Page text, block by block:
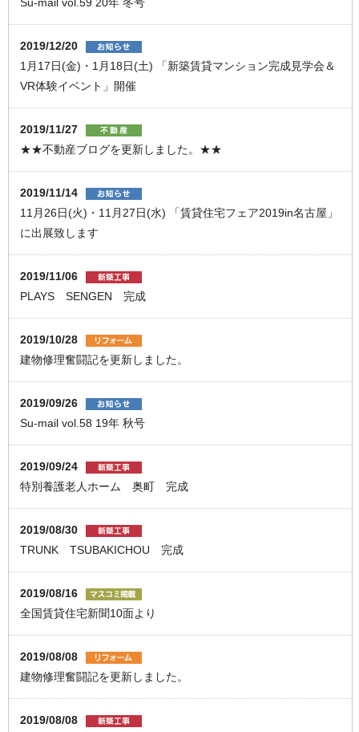
2019/12/20
1月17日(金)・1月18日(土) 「新築賃貸マンション完成見学会＆
VR体験イベント」開催
2019/11/27
★★不動産ブログを更新しました。★★
2019/11/14
11月26日(火)・11月27日(水) 「賃貸住宅フェア2019in名古屋」
に出展致します
2019/11/06
PLAYS SENGEN 完成
2019/10/28
建物修理奮闘記を更新しました。
2019/09/26
Su-mail vol.58 19年 秋号
2019/09/24
特別養護老人ホーム 奥町 完成
2019/08/30
TRUNK TSUBAKICHOU 完成
2019/08/16
全国賃貸住宅新聞10面より
2019/08/08
建物修理奮闘記を更新しました。
2019/08/08